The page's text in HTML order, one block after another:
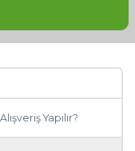
Yapılır?